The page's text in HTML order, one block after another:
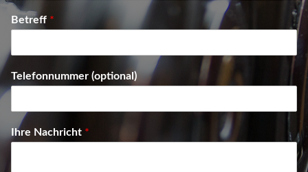
Betreff *
Telefonnummer (optional)
Ihre Nachricht *